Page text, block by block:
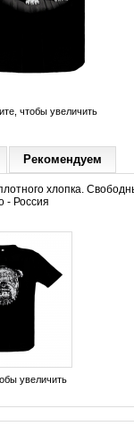
чтобы увеличить
Рекомендуем
хлопка.
- Россия
увеличить